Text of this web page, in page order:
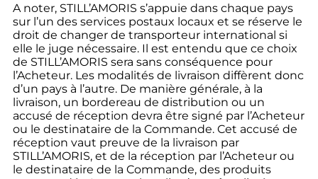
A noter, STILL’AMORIS s’appuie dans chaque pays
sur l’un des services postaux locaux et se réserve le
droit de changer de transporteur international si
elle le juge nécessaire. Il est entendu que ce choix
de STILL’AMORIS sera sans conséquence pour
l’Acheteur. Les modalités de livraison diffèrent donc
d’un pays à l’autre. De manière générale, à la
livraison, un bordereau de distribution ou un
accusé de réception devra être signé par l’Acheteur
ou le destinataire de la Commande. Cet accusé de
réception vaut preuve de la livraison par
STILL’AMORIS, et de la réception par l’Acheteur ou
le destinataire de la Commande, des produits